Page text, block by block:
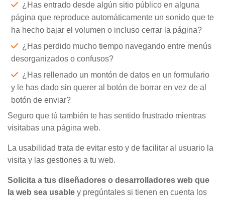
¿Has entrado desde algún sitio público en alguna
página que reproduce automáticamente un sonido que te
ha hecho bajar el volumen o incluso cerrar la página?
¿Has perdido mucho tiempo navegando entre menús
desorganizados o confusos?
¿Has rellenado un montón de datos en un formulario
y le has dado sin querer al botón de borrar en vez de al
botón de enviar?
Seguro que tú también te has sentido frustrado mientras
visitabas una página web.
La usabilidad trata de evitar esto y de facilitar al usuario la
visita y las gestiones a tu web.
Solicita a tus diseñadores o desarrolladores web que
la web sea usable y pregúntales si tienen en cuenta los